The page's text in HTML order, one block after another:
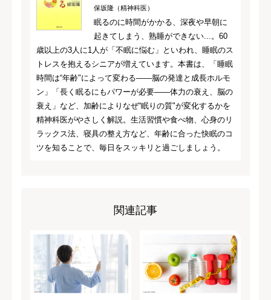
保坂隆（精神科医）
眠るのに時間がかかる、深夜や早朝に
起きてしまう、熟睡ができない...。60
歳以上の3人に1人が「不眠に悩む」といわれ、睡眠のス
トレスを抱えるシニアが増えています。本書は、「睡眠
時間は“年齢"によって変わる――脳の発達と成長ホルモ
ン」「長く眠るにもパワーが必要――体力の衰え、脳の
衰え」など、加齢によりなぜ“眠りの質"が変化するかを
精神科医がやさしく解説。生活習慣や食べ物、心身のリ
ラックス法、寝具の整え方など、年齢に合った快眠のコ
ツを知ることで、毎日をスッキリと過ごしましょう。
関連記事